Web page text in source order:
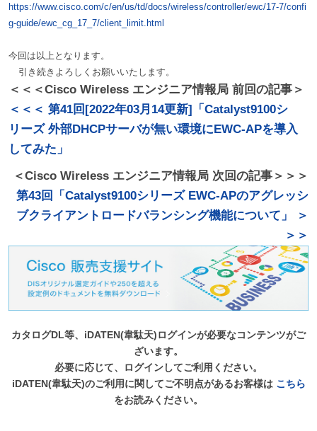
https://www.cisco.com/c/en/us/td/docs/wireless/controller/ewc/17-7/confi
g-guide/ewc_cg_17_7/client_limit.html
今回は以上となります。
引き続きよろしくお願いいたします。
＜＜＜Cisco Wireless エンジニア情報局 前回の記事＞
＜＜＜ 第41回[2022年03月14更新]「Catalyst9100シ
リーズ 外部DHCPサーバが無い環境にEWC-APを導入
してみた」
＜Cisco Wireless エンジニア情報局 次回の記事＞＞＞
第43回「Catalyst9100シリーズ EWC-APのアグレッシ
ブクライアントロードバランシング機能について」 ＞
＞＞
カタログDL等、iDATEN(韋駄天)ログインが必要なコンテンツがご
ざいます。
必要に応じて、ログインしてご利用ください。
iDATEN(韋駄天)のご利用に関してご不明点があるお客様は こちら
をお読みください。